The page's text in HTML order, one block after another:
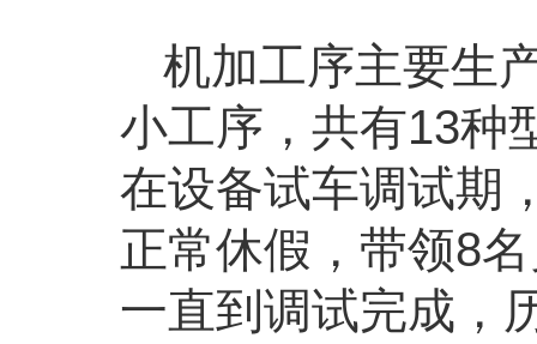
机加工序主要生
小工序，共有13种
在设备试车调试期
正常休假，带领8
一直到调试完成，